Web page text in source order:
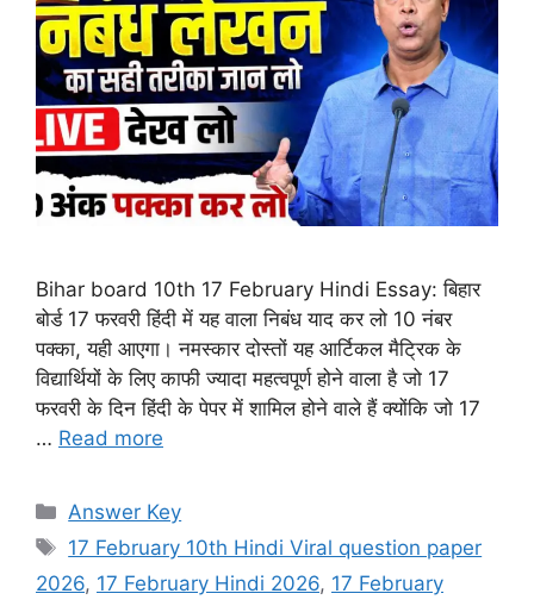
Bihar board 10th 17 February Hindi Essay: बिहार
बोर्ड 17 फरवरी हिंदी में यह वाला निबंध याद कर लो 10 नंबर
पक्का, यही आएगा। नमस्कार दोस्तों यह आर्टिकल मैट्रिक के
विद्यार्थियों के लिए काफी ज्यादा महत्वपूर्ण होने वाला है जो 17
फरवरी के दिन हिंदी के पेपर में शामिल होने वाले हैं क्योंकि जो 17
… Read more
Categories
Answer Key
Tags
17 February 10th Hindi Viral question paper
2026, 17 February Hindi 2026, 17 February